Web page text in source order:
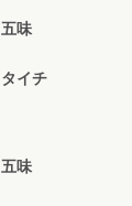
五味
タイチ
五味